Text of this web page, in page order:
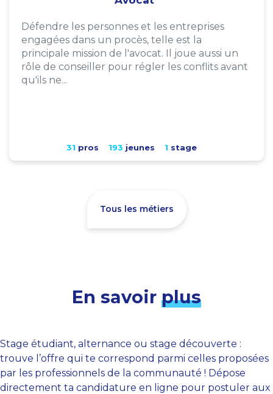
Défendre les personnes et les entreprises
engagées dans un procès, telle est la
principale mission de l'avocat. Il joue aussi un
rôle de conseiller pour régler les conflits avant
qu'ils ne...
31 pros 193 jeunes 1 stage
Tous les métiers
En savoir plus
Stage étudiant, alternance ou stage découverte :
trouve l’offre qui te correspond parmi celles proposées
par les professionnels de la communauté ! Dépose
directement ta candidature en ligne pour postuler aux